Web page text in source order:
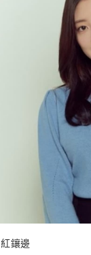
鑲邊